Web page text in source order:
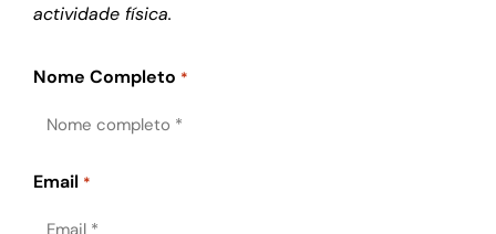
actividade física.
Nome Completo *
Email *